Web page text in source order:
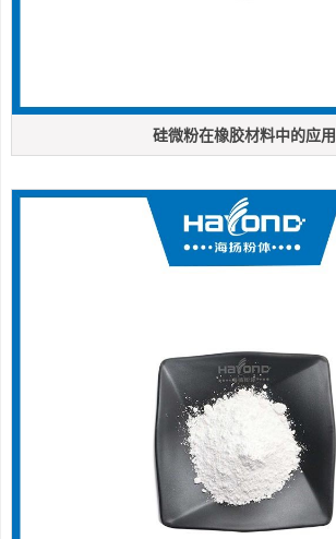
硅微粉在橡胶材料中的应用